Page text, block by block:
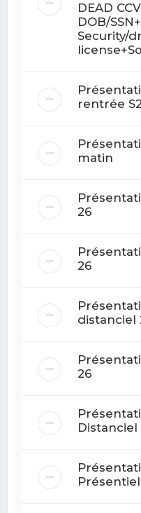
DEAD CCV
DOB/
Security/
rentrée
matin
26
26
distanciel
26
Distanciel
Présentiel